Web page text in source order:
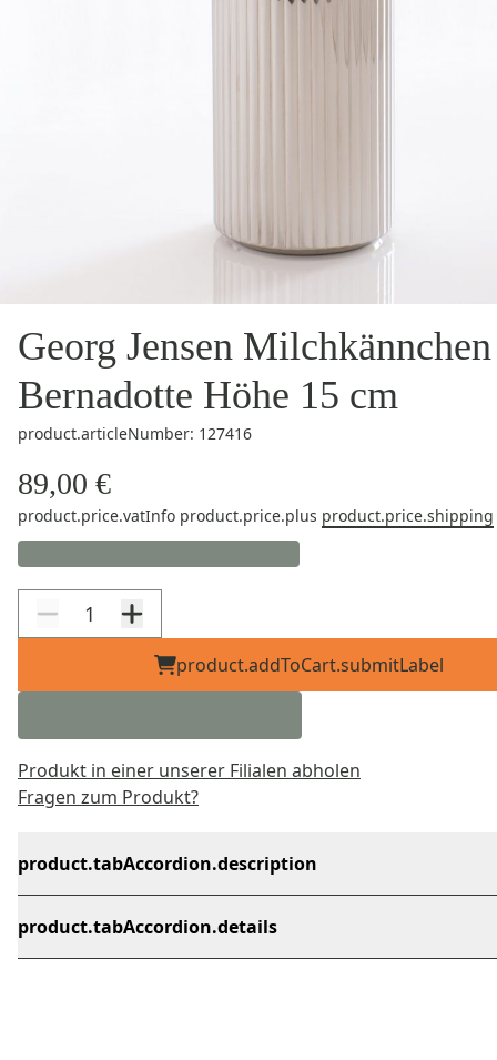
Georg Jensen Milchkännchen
Bernadotte Höhe 15 cm
product.articleNumber: 127416
89,00 €
product.price.vatInfo product.price.plus product.price.shipping
product.addToCart.submitLabel
Produkt in einer unserer Filialen abholen
Fragen zum Produkt?
product.tabAccordion.description
product.tabAccordion.details